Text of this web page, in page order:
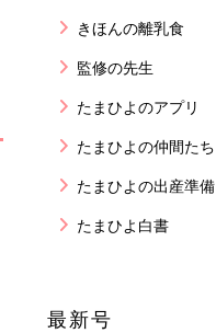
きほんの離乳食
監修の先生
たまひよのアプリ
たまひよの仲間たち
たまひよの出産準備
たまひよ白書
最新号